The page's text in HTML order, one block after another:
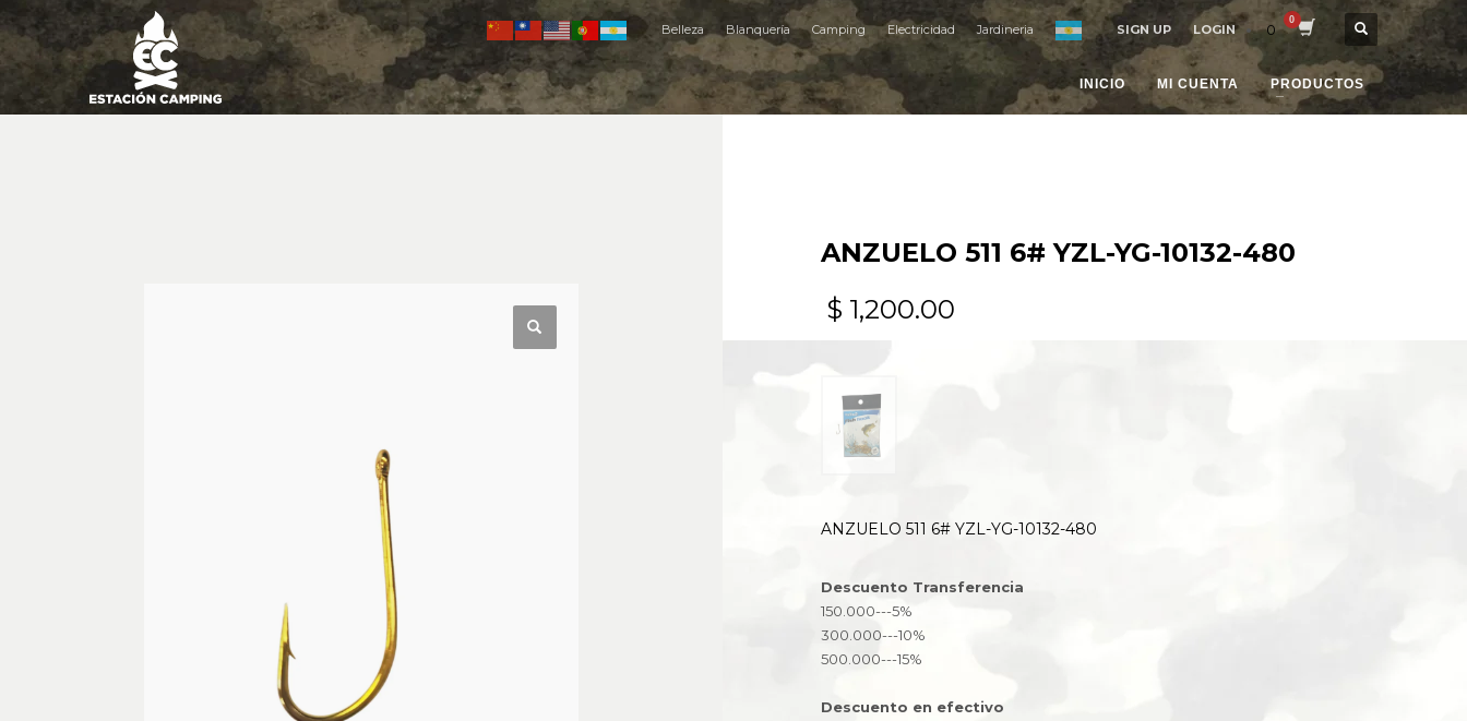
Belleza Blanquería Camping Electricidad Jardineria SIGN UP LOGIN 0
INICIO MI CUENTA PRODUCTOS
ANZUELO 511 6# YZL-YG-10132-480
$ 1,200.00
ANZUELO 511 6# YZL-YG-10132-480
Descuento Transferencia
150.000---5%
300.000---10%
500.000---15%
Descuento en efectivo